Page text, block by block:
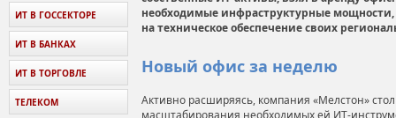
необходимые инфраструктурные мощности,
на техническое обеспечение своих
Новый офис за неделю
Активно расширяясь, компания «Мелстон»
масштабирования необходимых ей ИТ-
ИТ В ГОССЕКТОРЕ
ИТ В БАНКАХ
ИТ В ТОРГОВЛЕ
ТЕЛЕКОМ